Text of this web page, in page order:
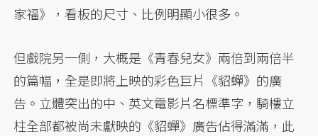
家福》，看板的尺寸、比例明顯小很多。
但戲院另一側，大概是《青春兒女》兩倍到兩倍半
的篇幅，全是即將上映的彩色巨片《貂蟬》的廣
告。立體突出的中、英文電影片名標準字，騎樓立
柱全部都被尚未獻映的《貂蟬》廣告佔得滿滿，此